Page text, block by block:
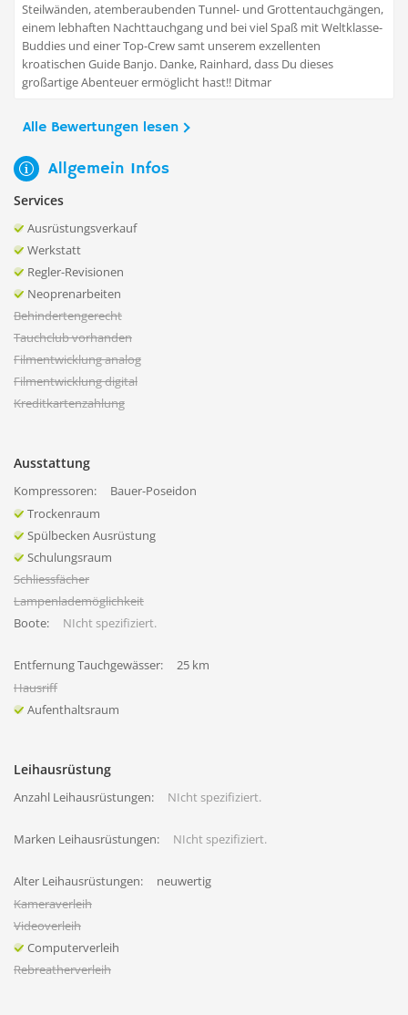
Steilwänden, atemberaubenden Tunnel- und Grottentauchgängen,
einem lebhaften Nachttauchgang und bei viel Spaß mit Weltklasse-
Buddies und einer Top-Crew samt unserem exzellenten
kroatischen Guide Banjo. Danke, Rainhard, dass Du dieses
großartige Abenteuer ermöglicht hast!! Ditmar
Alle Bewertungen lesen
Allgemein Infos
Services
Ausrüstungsverkauf
Werkstatt
Regler-Revisionen
Neoprenarbeiten
Behindertengerecht
Tauchclub vorhanden
Filmentwicklung analog
Filmentwicklung digital
Kreditkartenzahlung
Ausstattung
Kompressoren:
Bauer-Poseidon
Trockenraum
Spülbecken Ausrüstung
Schulungsraum
Schliessfächer
Lampenlademöglichkeit
Boote:
NIcht spezifiziert.
Entfernung Tauchgewässer:
25 km
Hausriff
Aufenthaltsraum
Leihausrüstung
Anzahl Leihausrüstungen: NIcht spezifiziert.
Marken Leihausrüstungen: NIcht spezifiziert.
Alter Leihausrüstungen:
neuwertig
Kameraverleih
Videoverleih
Computerverleih
Rebreatherverleih